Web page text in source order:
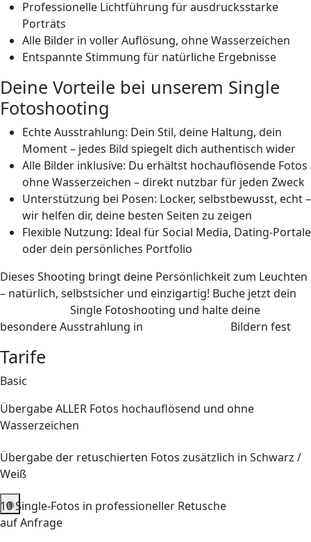
Professionelle Lichtführung für ausdrucksstarke
Porträts
Alle Bilder in voller Auflösung, ohne Wasserzeichen
Entspannte Stimmung für natürliche Ergebnisse
Deine Vorteile bei unserem Single
Fotoshooting
Echte Ausstrahlung: Dein Stil, deine Haltung, dein
Moment – jedes Bild spiegelt dich authentisch wider
Alle Bilder inklusive: Du erhältst hochauflösende Fotos
ohne Wasserzeichen – direkt nutzbar für jeden Zweck
Unterstützung bei Posen: Locker, selbstbewusst, echt –
wir helfen dir, deine besten Seiten zu zeigen
Flexible Nutzung: Ideal für Social Media, Dating-Portale
oder dein persönliches Portfolio
Dieses Shooting bringt deine Persönlichkeit zum Leuchten
– natürlich, selbstsicher und einzigartig! Buche jetzt dein
Single Fotoshooting und halte deine
besondere Ausstrahlung in
Bildern fest
Tarife
Basic
Übergabe ALLER Fotos hochauflösend und ohne
Wasserzeichen
Übergabe der retuschierten Fotos zusätzlich in Schwarz /
Weiß
auf Anfrage
10Single-Fotos in professioneller Retusche